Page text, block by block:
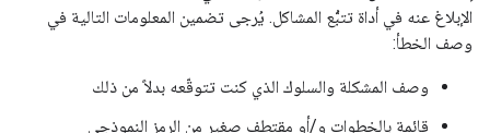
الإبلاغ عنه في أداة تتبُّع المشاكل. يُرجى تضمين المعلومات التالية في
وصف الخطأ:
وصف المشكلة والسلوك الذي كنت تتوقّعه بدلاً من ذلك
قائمة بالخطوات و/أو مقتطف صغير من الرمز النموذجي